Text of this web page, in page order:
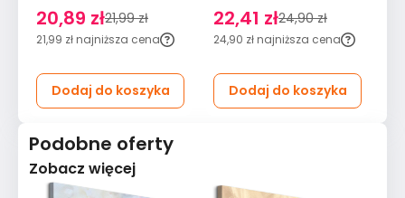
wezgłowie miętowy
20,89 zł21,99 zł
21,99 zł najniższa cena
Dodaj do koszyka
płotek wezgłowie
kremowy
22,41 zł24,90 zł
24,90 zł najniższa cena
Dodaj do koszyka
Podobne oferty
Zobacz więcej